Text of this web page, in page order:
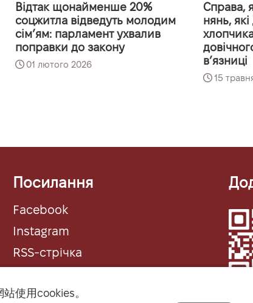
Відтак щонайменше 20%
соцжитла відведуть молодим
сімʼям: парламент ухвалив
поправки до закону
01 лютого 2026
Справа,
нянь,
вʼязниці
15
Посилання
Facebook
Instagram
RSS-стрічка
使用cookies。